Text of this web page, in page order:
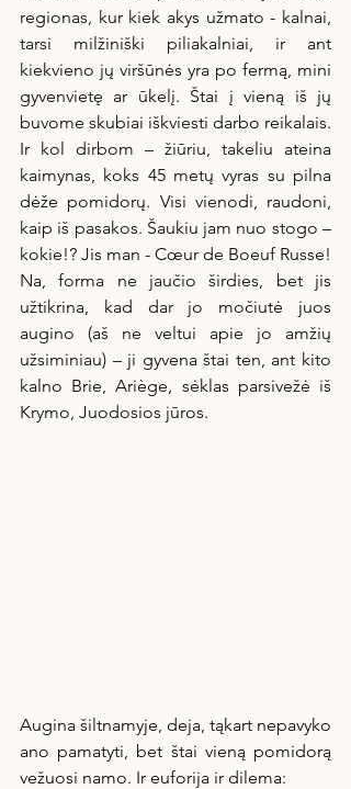
regionas, kur kiek akys užmato - kalnai,
tarsi milžiniški piliakalniai, ir ant
kiekvieno jų viršūnės yra po fermą, mini
gyvenvietę ar ūkelį. Štai į vieną iš jų
buvome skubiai iškviesti darbo reikalais.
Ir kol dirbom – žiūriu, takeliu ateina
kaimynas, koks 45 metų vyras su pilna
dėže pomidorų. Visi vienodi, raudoni,
kaip iš pasakos. Šaukiu jam nuo stogo –
kokie!? Jis man - Cœur de Boeuf Russe!
Na, forma ne jaučio širdies, bet jis
užtikrina, kad dar jo močiutė juos
augino (aš ne veltui apie jo amžių
užsiminiau) – ji gyvena štai ten, ant kito
kalno Brie, Ariège, sėklas parsivežė iš
Krymo, Juodosios jūros.
Augina šiltnamyje, deja, tąkart nepavyko
ano pamatyti, bet štai vieną pomidorą
vežuosi namo. Ir euforija ir dilema: